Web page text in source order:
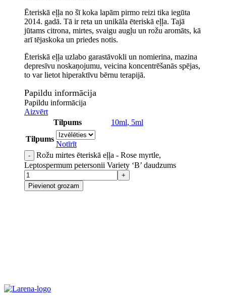
Ēteriskā eļļa no šī koka lapām pirmo reizi tika iegūta
2014. gadā. Tā ir reta un unikāla ēteriskā eļļa. Tajā
jūtams citrona, mirtes, svaigu augļu un rožu aromāts, kā
arī tējaskoka un priedes notis.
Ēteriskā eļļa uzlabo garastāvokli un nomierina, mazina
depresīvu noskaņojumu, veicina koncentrēšanās spējas,
to var lietot hiperaktīvu bērnu terapijā.
Papildu informācija
Papildu informācija
Aizvērt
Tilpums
10ml, 5ml
Tilpums
Notīrīt
Rožu mirtes ēteriskā eļļa - Rose myrtle,
Leptospermum petersonii Variety ‘B’ daudzums
Pievienot grozam